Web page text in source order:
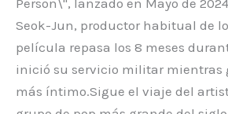
Seok-Jun, productor habitual de
película repasa los 8 meses
inició su servicio militar mientras
más íntimo.Sigue el viaje del